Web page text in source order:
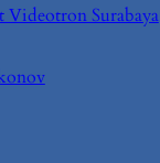
Videotron Surabaya